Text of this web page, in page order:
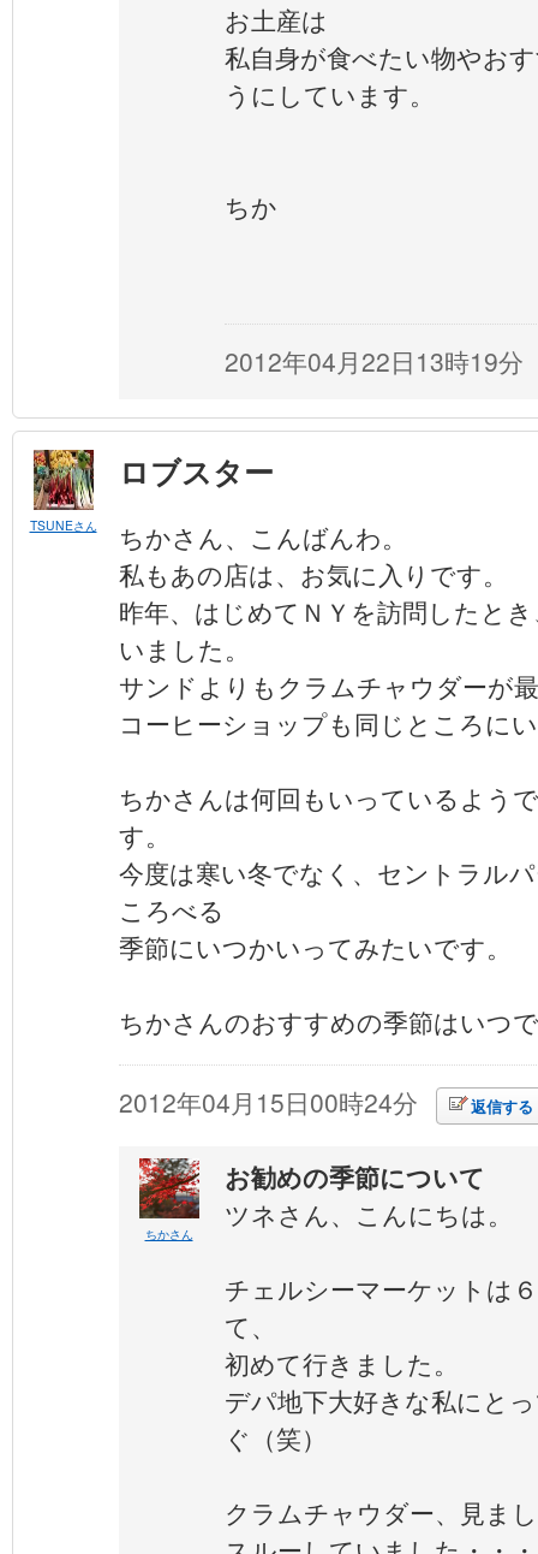
お土産は
私自身が食べたい物やお
うにしています。
ちか
2012年04月22日13時19分
TSUNEさん
ロブスター
ちかさん、こんばんわ。
私もあの店は、お気に入りです。
昨年、はじめてＮＹを訪問したと
いました。
サンドよりもクラムチャウダーが
コーヒーショップも同じところに
ちかさんは何回もいっているよう
す。
今度は寒い冬でなく、セントラル
ころべる
季節にいつかいってみたいです。
ちかさんのおすすめの季節はいつ
2012年04月15日00時24分 返信する
ちかさん
お勧めの季節について
ツネさん、こんにちは。
チェルシーマーケットは
て、
初めて行きました。
デパ地下大好きな私にと
ぐ（笑）
クラムチャウダー、見ま